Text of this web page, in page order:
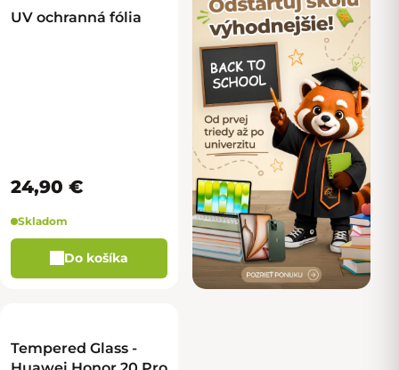
UV ochranná fólia
24,90 €
Skladom
Do košíka
Tempered Glass -